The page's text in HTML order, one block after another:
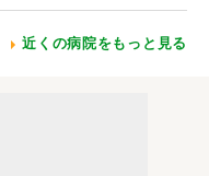
近くの病院をもっと見る